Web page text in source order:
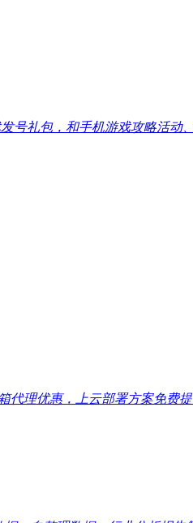
号礼包，和手机游戏攻略活动
理优惠，上云部署方案免费提